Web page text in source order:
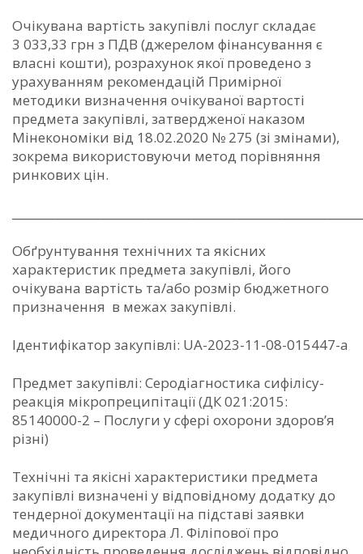
Очікувана вартість закупівлі послуг складає
3 033,33 грн з ПДВ (джерелом фінансування є
власні кошти), розрахунок якої проведено з
урахуванням рекомендацій Примірної
методики визначення очікуваної вартості
предмета закупівлі, затвердженої наказом
Мінекономіки від 18.02.2020 № 275 (зі змінами),
зокрема використовуючи метод порівняння
ринкових цін.
Обґрунтування технічних та якісних
характеристик предмета закупівлі, його
очікувана вартість та/або розмір бюджетного
призначення в межах закупівлі.
Ідентифікатор закупівлі: UA-2023-11-08-015447-a
Предмет закупівлі: Серодіагностика сифілісу-
реакція мікропреципітації (ДК 021:2015:
85140000-2 – Послуги у сфері охорони здоров’я
різні)
Технічні та якісні характеристики предмета
закупівлі визначені у відповідному додатку до
тендерної документації на підставі заявки
медичного директора Л. Філіпової про